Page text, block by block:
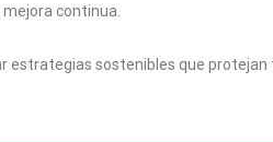
continua.
estrategias sostenibles que protejan